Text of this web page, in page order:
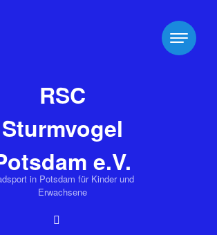
RSC
Sturmvogel
e.V.
in Potsdam für Kinder und
Erwachsene